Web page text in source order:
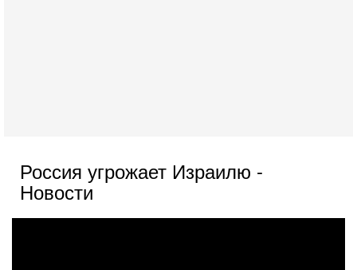
Россия угрожает Израилю -
Новости